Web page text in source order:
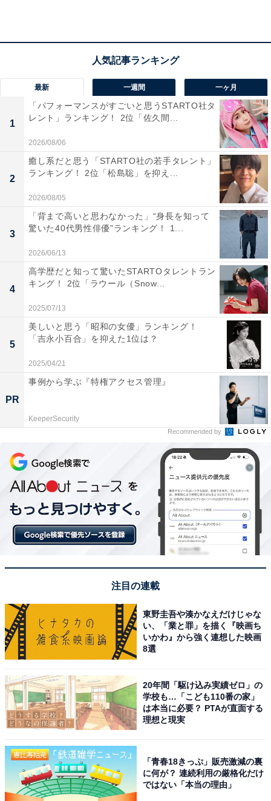
「歌が上手くて才能があり好きだから」（30代女性
／石川県）
1位：長澤まさみ／109票
View this post on Instagram
映画『世界の中心で、愛をさけぶ』で日本アカデミー賞
最優秀助演女優賞を受賞したほか、近年も『キングダ
ム』シリーズや『コンフィデンスマンJP』など数々の大
最新 一週間 一ヶ月
1
「パフォーマンスがすごいと思うSTARTO社タ
レント」ランキング！ 2位「佐久間...
2026/08/06
2
癒し系だと思う「STARTO社の若手タレント」
ランキング！ 2位「松島聡」を抑え...
2026/08/05
3
「背まで高いと思わなかった」“身長を知って
驚いた40代男性俳優”ランキング！ 1...
2026/06/13
4
高学歴だと知って驚いたSTARTOタレントラン
キング！ 2位「ラウール（Snow...
2025/07/13
5
美しいと思う「昭和の女優」ランキング！
「吉永小百合」を抑えた1位は？
2025/04/21
PR
事例から学ぶ『特権アクセス管理』
KeeperSecurity
Recommended by
注目の連載
東野圭吾や湊かなえだけじゃな
い、「業と罪」を描く『映画ち
いかわ』から強く連想した映画
8選
20年間「駆け込み実績ゼロ」の
学校も…「こども110番の家」
は本当に必要？ PTAが直面する
理想と現実
「青春18きっぷ」販売激減の裏
に何が？ 連続利用の厳格化だけ
ではない「本当の理由」